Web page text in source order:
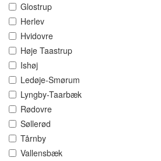
Glostrup
Herlev
Hvidovre
Høje Taastrup
Ishøj
Ledøje-Smørum
Lyngby-Taarbæk
Rødovre
Søllerød
Tårnby
Vallensbæk